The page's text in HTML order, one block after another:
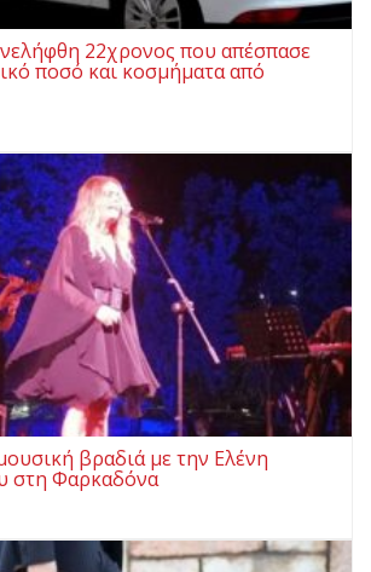
22χρονος που απέσπασε
ποσό και κοσμήματα από
βραδιά με την Ελένη
στη Φαρκαδόνα